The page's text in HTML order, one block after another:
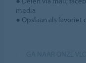
media
● Opslaan als